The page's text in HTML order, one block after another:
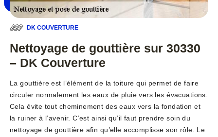
DK COUVERTURE
Nettoyage de gouttière sur 30330
– DK Couverture
La gouttière est l’élément de la toiture qui permet de faire
circuler normalement les eaux de pluie vers les évacuations.
Cela évite tout cheminement des eaux vers la fondation et
la ruiner à l’avenir. C’est ainsi qu’il faut prendre soin du
nettoyage de gouttière afin qu’elle accomplisse son rôle. Le